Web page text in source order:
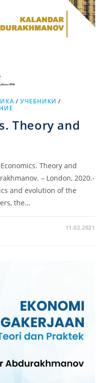
/УЧЕБНИКИ /
Theory and
Theory and
– London, 2020.-
and evolution of the
the…
11.02.2021